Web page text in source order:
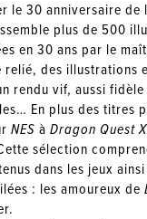
le 30 anniversaire de
plus de 500
en 30 ans par le
relié, des illustrations
rendu vif, aussi
En plus des titres
NES à Dragon Quest X
sélection
dans les jeux
: les amoureux de